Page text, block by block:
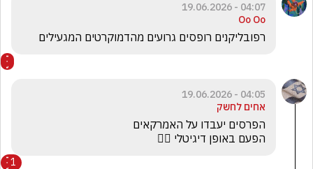
04:07 - 19.06.2026
Oo Oo
רפובליקנים רופסים גרועים מהדמוקרטים המגעילים
04:05 - 19.06.2026
אחים לחשק
הפעם באופן דיגיטלי 👆🏻
1